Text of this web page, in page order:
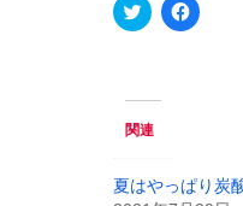
ク
リ
T
w
i
e
r
F
a
す
る
関連
夏はやっぱり炭